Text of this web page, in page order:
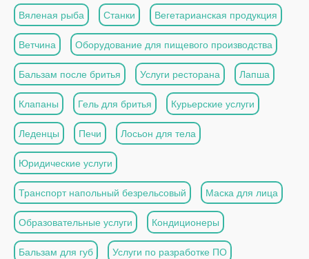
Вяленая рыба Станки Вегетарианская продукция
Ветчина Оборудование для пищевого производства
Бальзам после бритья Услуги ресторана Лапша
Клапаны Гель для бритья Курьерские услуги
Леденцы Печи Лосьон для тела
Юридические услуги
Транспорт напольный безрельсовый Маска для лица
Образовательные услуги Кондиционеры
Бальзам для губ Услуги по разработке ПО